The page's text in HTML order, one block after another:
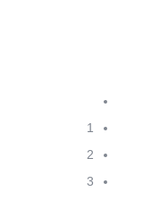
1
2
3